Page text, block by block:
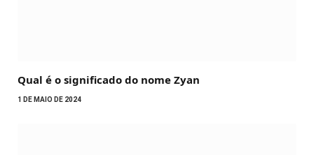
Qual é o significado do nome Zyan
1 DE MAIO DE 2024